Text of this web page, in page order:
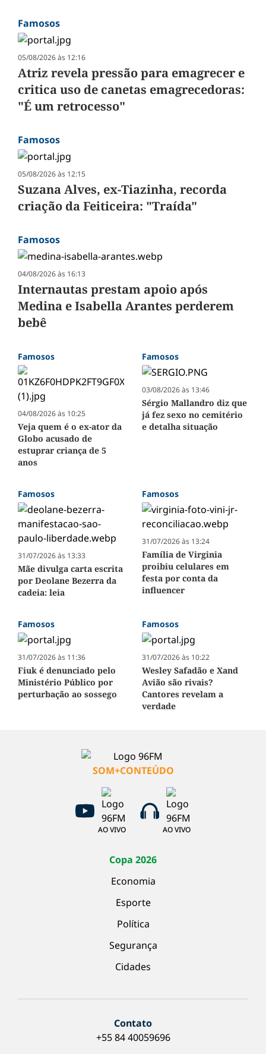
Famosos
05/08/2026 às 12:16
Atriz revela pressão para emagrecer e
critica uso de canetas emagrecedoras:
"É um retrocesso"
Famosos
05/08/2026 às 12:15
Suzana Alves, ex-Tiazinha, recorda
criação da Feiticeira: "Traída"
Famosos
04/08/2026 às 16:13
Internautas prestam apoio após
Medina e Isabella Arantes perderem
bebê
Famosos
04/08/2026 às 10:25
Veja quem é o ex-ator da
Globo acusado de
estuprar criança de 5
anos
Famosos
03/08/2026 às 13:46
Sérgio Mallandro diz que
já fez sexo no cemitério
e detalha situação
Famosos
31/07/2026 às 13:33
Mãe divulga carta escrita
por Deolane Bezerra da
cadeia: leia
Famosos
31/07/2026 às 13:24
Família de Virginia
proibiu celulares em
festa por conta da
influencer
Famosos
31/07/2026 às 11:36
Fiuk é denunciado pelo
Ministério Público por
perturbação ao sossego
Famosos
31/07/2026 às 10:22
Wesley Safadão e Xand
Avião são rivais?
Cantores revelam a
verdade
SOM+CONTEÚDO
AO VIVO AO VIVO
Copa 2026
Economia
Esporte
Política
Segurança
Cidades
Contato
+55 84 40059696